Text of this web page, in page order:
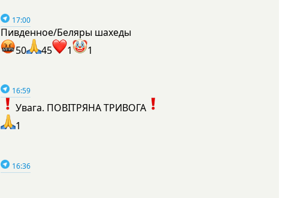
17:00
Пивденное/Беляры шахеды
50
45 1 1
16:59
Увага. ПОВІТРЯНА ТРИВОГА
1
16:36